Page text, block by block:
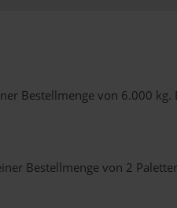
Bestellmenge von 6.000 kg.
Bestellmenge von 2